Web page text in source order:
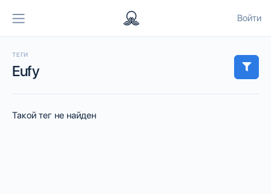
Войти
ТЕГИ
Eufy
Такой тег не найден